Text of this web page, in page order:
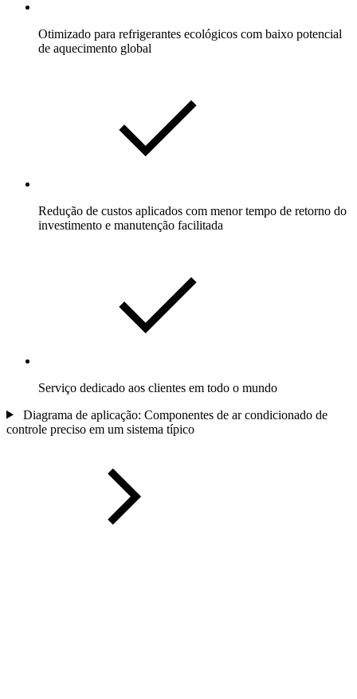
Otimizado para refrigerantes ecológicos com baixo potencial
de aquecimento global
Redução de custos aplicados com menor tempo de retorno do
investimento e manutenção facilitada
Serviço dedicado aos clientes em todo o mundo
Diagrama de aplicação: Componentes de ar condicionado de
controle preciso em um sistema típico